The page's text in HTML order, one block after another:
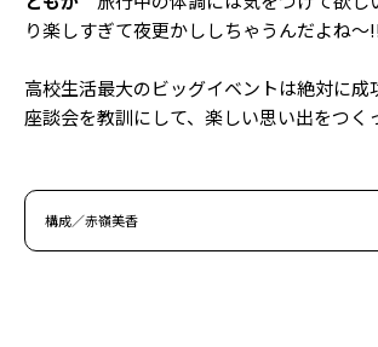
り楽しすぎて夜更かししちゃうんだよね～
高校生活最大のビッグイベントは絶対に成
座談会を教訓にして、楽しい思い出をつく
構成／赤嶺美香